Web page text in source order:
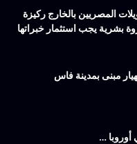
المصريين بالخارج ركيزة
بشرية يجب استثمار خبراتها
مبنى بمدينة فاس
أوروبا …